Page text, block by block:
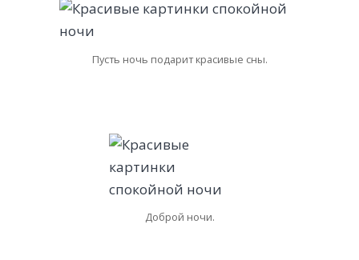
Пусть ночь подарит красивые сны.
Доброй ночи.